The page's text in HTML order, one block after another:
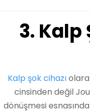
3. Kalp
Kalp şok cihazı
cinsinden değil
dönüşmesi